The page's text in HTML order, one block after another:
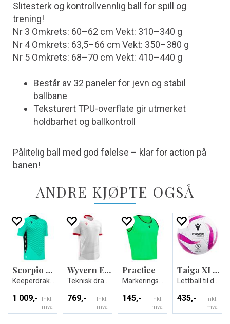
Slitesterk og kontrollvennlig ball for spill og
trening!
Nr 3 Omkrets: 60–62 cm Vekt: 310–340 g
Nr 4 Omkrets: 63,5–66 cm Vekt: 350–380 g
Nr 5 Omkrets: 68–70 cm Vekt: 410–440 g
Består av 32 paneler for jevn og stabil
ballbane
Teksturert TPU-overflate gir utmerket
holdbarhet og ballkontroll
Pålitelig ball med god følelse – klar for action på
banen!
ANDRE KJØPTE OGSÅ
Scorpio Eco GK shirt
1 009,-
Inkl.
mva
Wyvern Eco Match Day Shirt
769,-
Inkl.
mva
Practice +
145,-
Inkl.
mva
Taiga XI Light
435,-
Inkl.
mva